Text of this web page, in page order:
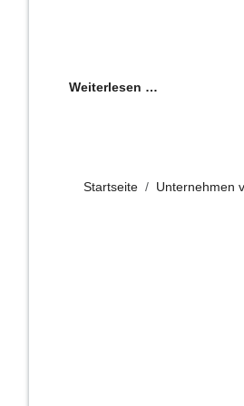
Weiterlesen …
Startseite Unternehmen